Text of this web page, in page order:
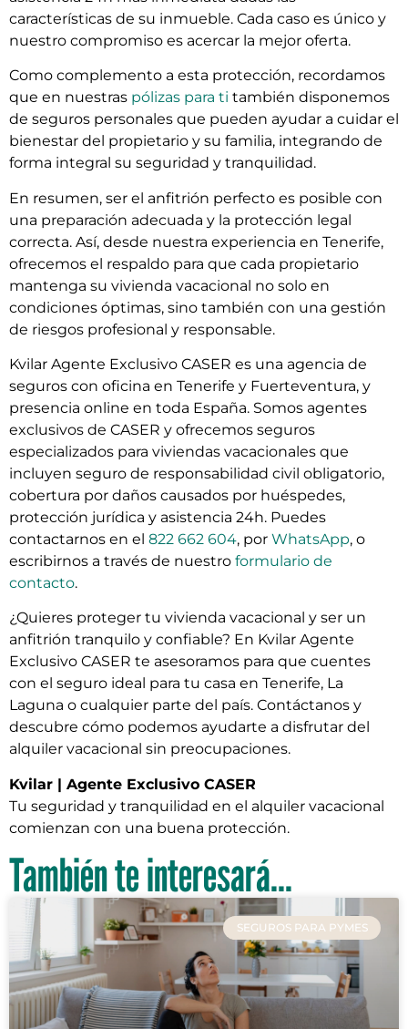
características de su inmueble. Cada caso es único y
nuestro compromiso es acercar la mejor oferta.
Como complemento a esta protección, recordamos
que en nuestras pólizas para ti también disponemos
de seguros personales que pueden ayudar a cuidar el
bienestar del propietario y su familia, integrando de
forma integral su seguridad y tranquilidad.
En resumen, ser el anfitrión perfecto es posible con
una preparación adecuada y la protección legal
correcta. Así, desde nuestra experiencia en Tenerife,
ofrecemos el respaldo para que cada propietario
mantenga su vivienda vacacional no solo en
condiciones óptimas, sino también con una gestión
de riesgos profesional y responsable.
Kvilar Agente Exclusivo CASER es una agencia de
seguros con oficina en Tenerife y Fuerteventura, y
presencia online en toda España. Somos agentes
exclusivos de CASER y ofrecemos seguros
especializados para viviendas vacacionales que
incluyen seguro de responsabilidad civil obligatorio,
cobertura por daños causados por huéspedes,
protección jurídica y asistencia 24h. Puedes
contactarnos en el 822 662 604, por WhatsApp, o
escribirnos a través de nuestro formulario de
contacto.
¿Quieres proteger tu vivienda vacacional y ser un
anfitrión tranquilo y confiable? En Kvilar Agente
Exclusivo CASER te asesoramos para que cuentes
con el seguro ideal para tu casa en Tenerife, La
Laguna o cualquier parte del país. Contáctanos y
descubre cómo podemos ayudarte a disfrutar del
alquiler vacacional sin preocupaciones.
Kvilar | Agente Exclusivo CASER
Tu seguridad y tranquilidad en el alquiler vacacional
comienzan con una buena protección.
También te interesará...
SEGUROS PARA PYMES